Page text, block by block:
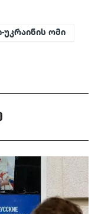
უკრაინის ომი